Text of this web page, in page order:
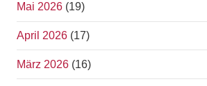
Mai 2026 (19)
April 2026 (17)
März 2026 (16)